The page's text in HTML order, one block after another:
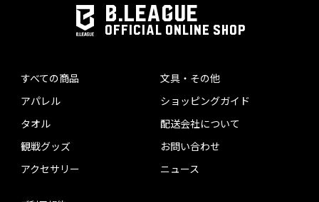
B.LEAGUE
OFFICIAL ONLINE SHOP
すべての商品
アパレル
タオル
観戦グッズ
アクセサリー
文具・その他
ショッピングガイド
配送会社について
お問い合わせ
ニュース